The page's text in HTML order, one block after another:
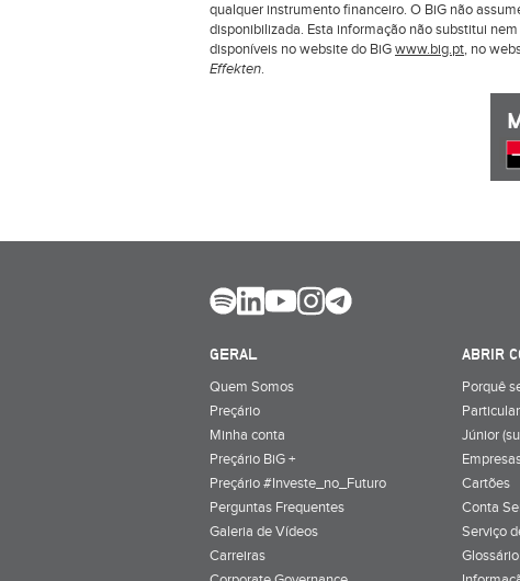
qualquer instrumento financeiro. O BiG não
disponibilizada. Esta informação não substitui
disponíveis no website do BiGwww.big.pt, no
Effekten.
GERAL
Quem Somos
Preçário
Minha conta
Preçário BiG +
Preçário #Investe_no_Futuro
Perguntas Frequentes
Galeria de Vídeos
Carreiras
ABRIR
Porquê
Júnior
Cartões
Conta
Serviço